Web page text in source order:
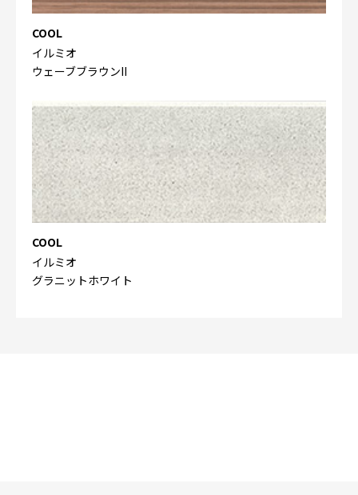
COOL
イルミオ
ウェーブブラウンII
COOL
イルミオ
グラニットホワイト